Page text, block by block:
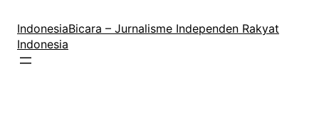
konten
IndonesiaBicara – Jurnalisme Independen Rakyat
Indonesia